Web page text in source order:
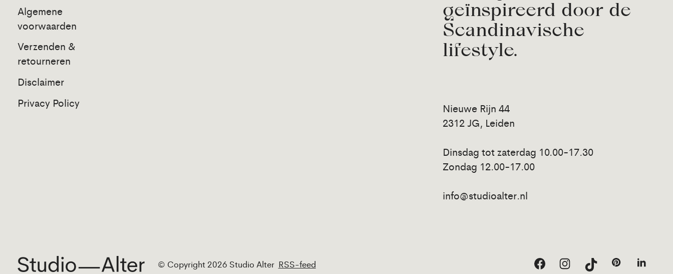
Algemene
voorwaarden
Verzenden &
retourneren
Disclaimer
Privacy Policy
geïnspireerd door de
Scandinavische
lifestyle.
Nieuwe Rijn 44
2312 JG, Leiden
Dinsdag tot zaterdag 10.00-17.30
Zondag 12.00-17.00
info@studioalter.nl
© Copyright 2026 Studio Alter RSS-feed